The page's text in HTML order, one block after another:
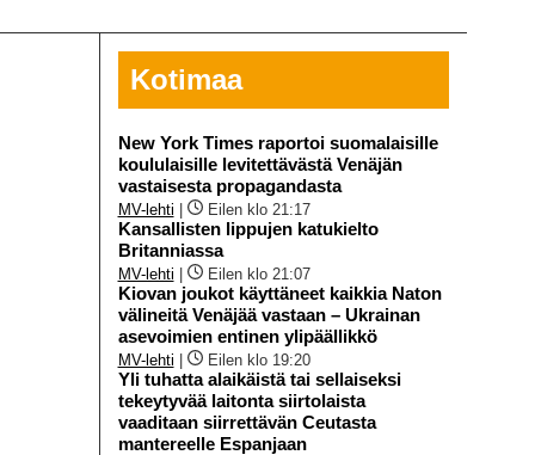
Kotimaa
New York Times raportoi suomalaisille
koululaisille levitettävästä Venäjän
vastaisesta propagandasta
MV-lehti Eilen klo 21:17
Kansallisten lippujen katukielto
Britanniassa
MV-lehti Eilen klo 21:07
Kiovan joukot käyttäneet kaikkia Naton
välineitä Venäjää vastaan – Ukrainan
asevoimien entinen ylipäällikkö
MV-lehti Eilen klo 19:20
Yli tuhatta alaikäistä tai sellaiseksi
tekeytyvää laitonta siirtolaista
vaaditaan siirrettävän Ceutasta
mantereelle Espanjaan